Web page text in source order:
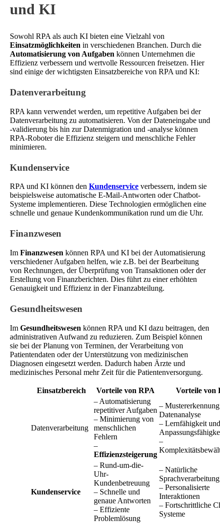
und KI
Sowohl RPA als auch KI bieten eine Vielzahl von
Einsatzmöglichkeiten in verschiedenen Branchen. Durch die
Automatisierung von Aufgaben können Unternehmen die
Effizienz verbessern und wertvolle Ressourcen freisetzen. Hier
sind einige der wichtigsten Einsatzbereiche von RPA und KI:
Datenverarbeitung
RPA kann verwendet werden, um repetitive Aufgaben bei der
Datenverarbeitung zu automatisieren. Von der Dateneingabe und
-validierung bis hin zur Datenmigration und -analyse können
RPA-Roboter die Effizienz steigern und menschliche Fehler
minimieren.
Kundenservice
RPA und KI können den Kundenservice verbessern, indem sie
beispielsweise automatische E-Mail-Antworten oder Chatbot-
Systeme implementieren. Diese Technologien ermöglichen eine
schnelle und genaue Kundenkommunikation rund um die Uhr.
Finanzwesen
Im Finanzwesen können RPA und KI bei der Automatisierung
verschiedener Aufgaben helfen, wie z.B. bei der Bearbeitung
von Rechnungen, der Überprüfung von Transaktionen oder der
Erstellung von Finanzberichten. Dies führt zu einer erhöhten
Genauigkeit und Effizienz in der Finanzabteilung.
Gesundheitswesen
Im Gesundheitswesen können RPA und KI dazu beitragen, den
administrativen Aufwand zu reduzieren. Zum Beispiel können
sie bei der Planung von Terminen, der Verarbeitung von
Patientendaten oder der Unterstützung von medizinischen
Diagnosen eingesetzt werden. Dadurch haben Ärzte und
medizinisches Personal mehr Zeit für die Patientenversorgung.
Einsatzbereich Vorteile von RPA Vorteile von
Datenverarbeitung
– Automatisierung
repetitiver Aufgaben
– Minimierung von
menschlichen
Fehlern
–
Effizienzsteigerung
–
Datenanalyse
– Lernfähigkeit und
–
Kundenservice
– Rund-um-die-
Uhr-
Kundenbetreuung
– Schnelle und
genaue Antworten
– Effiziente
Problemlösung
– Natürliche
Sprachverarbeitung
– Personalisierte
Interaktionen
– Fortschrittliche
Systeme